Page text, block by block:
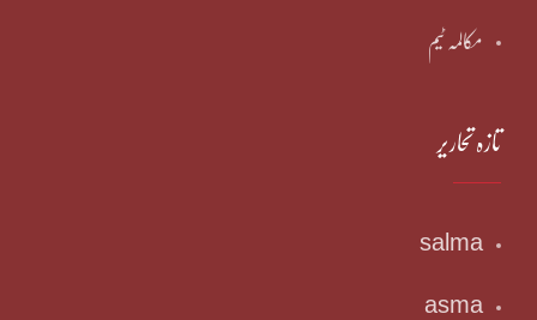
مکالمہ ٹیم
تازہ تحاریر
salma
asma